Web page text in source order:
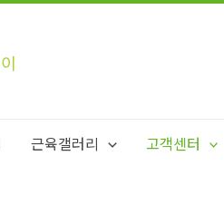
근육갤러리 고객센터